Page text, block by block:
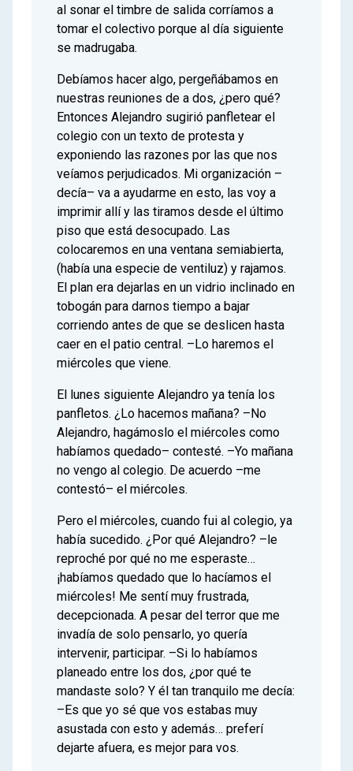
al sonar el timbre de salida corríamos a
tomar el colectivo porque al día siguiente
se madrugaba.
Debíamos hacer algo, pergeñábamos en
nuestras reuniones de a dos, ¿pero qué?
Entonces Alejandro sugirió panfletear el
colegio con un texto de protesta y
exponiendo las razones por las que nos
veíamos perjudicados. Mi organización –
decía– va a ayudarme en esto, las voy a
imprimir allí y las tiramos desde el último
piso que está desocupado. Las
colocaremos en una ventana semiabierta,
(había una especie de ventiluz) y rajamos.
El plan era dejarlas en un vidrio inclinado en
tobogán para darnos tiempo a bajar
corriendo antes de que se deslicen hasta
caer en el patio central. –Lo haremos el
miércoles que viene.
El lunes siguiente Alejandro ya tenía los
panfletos. ¿Lo hacemos mañana? –No
Alejandro, hagámoslo el miércoles como
habíamos quedado– contesté. –Yo mañana
no vengo al colegio. De acuerdo –me
contestó– el miércoles.
Pero el miércoles, cuando fui al colegio, ya
había sucedido. ¿Por qué Alejandro? –le
reproché por qué no me esperaste…
¡habíamos quedado que lo hacíamos el
miércoles! Me sentí muy frustrada,
decepcionada. A pesar del terror que me
invadía de solo pensarlo, yo quería
intervenir, participar. –Si lo habíamos
planeado entre los dos, ¿por qué te
mandaste solo? Y él tan tranquilo me decía:
–Es que yo sé que vos estabas muy
asustada con esto y además… preferí
dejarte afuera, es mejor para vos.